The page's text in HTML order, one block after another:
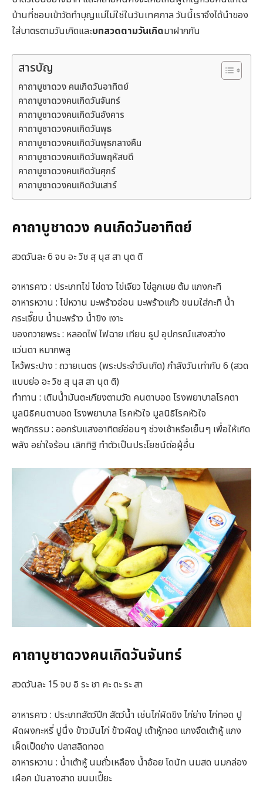
บ้านที่ชอบเข้าวัดทำบุญแม่ไม่ใช่ในวันเทศกาล วันนี้เราจึงได้นำของ
ใส่บาตรตามวันเกิดและบทสวดตามวันเกิดมาฝากกัน
สารบัญ
คาถาบูชาดวง คนเกิดวันอาทิตย์
คาถาบูชาดวงคนเกิดวันจันทร์
คาถาบูชาดวงคนเกิดวันอังคาร
คาถาบูชาดวงคนเกิดวันพุธ
คาถาบูชาดวงคนเกิดวันพุธกลางคืน
คาถาบูชาดวงคนเกิดวันพฤหัสบดี
คาถาบูชาดวงคนเกิดวันศุกร์
คาถาบูชาดวงคนเกิดวันเสาร์
คาถาบูชาดวง คนเกิดวันอาทิตย์
สวดวันละ 6 จบ อะ วิช สุ นุส สา นุต ติ
อาหารคาว : ประเภทไข่ ไข่ดาว ไข่เจียว ไข่ลูกเขย ต้ม แกงกะทิ
อาหารหวาน : ไข่หวาน มะพร้าวอ่อน มะพร้าวแก้ว ขนมใส่กะทิ น้ำ
กระเจี๊ยบ น้ำมะพร้าว น้ำขิง เงาะ
ของถวายพระ : หลอดไฟ ไฟฉาย เทียน ธูป อุปกรณ์แสงสว่าง
แว่นตา หมากพลู
ไหว้พระปาง : ถวายเนตร (พระประจำวันเกิด) กำลังวันเท่ากับ 6 (สวด
แบบย่อ อะ วิช สุ นุส สา นุต ติ)
ทำทาน : เติมน้ำมันตะเกียงตามวัด คนตาบอด โรงพยาบาลโรคตา
มูลนิธิคนตาบอด โรงพยาบาล โรคหัวใจ มูลนิธิโรคหัวใจ
พฤติกรรม : ออกรับแสงอาทิตย์อ่อนๆ ช่วงเช้าหรือเย็นๆ เพื่อให้เกิด
พลัง อย่าใจร้อน เลิกทิฐิ ทำตัวเป็นประโยชน์ต่อผู้อื่น
คาถาบูชาดวงคนเกิดวันจันทร์
สวดวันละ 15 จบ อิ ระ ชา คะ ตะ ระ สา
อาหารคาว : ประเภทสัตว์ปีก สัตว์น้ำ เช่นไก่ผัดขิง ไก่ย่าง ไก่ทอด ปู
ผัดผงกะหรี่ ปูนึ่ง ข้าวมันไก่ ข้าวผัดปู เต้าหู้ทอด แกงจืดเต้าหู้ แกง
เผ็ดเป็ดย่าง ปลาสลิดทอด
อาหารหวาน : น้ำเต้าหู้ นมถั่วเหลือง น้ำอ้อย โดนัท นมสด นมกล่อง
เผือก มันลางสาด ขนมเปี๊ยะ